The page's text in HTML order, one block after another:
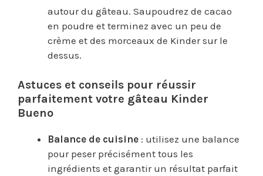
autour du gâteau. Saupoudrez de cacao
en poudre et terminez avec un peu de
crème et des morceaux de Kinder sur le
dessus.
Astuces et conseils pour réussir
parfaitement votre gâteau Kinder
Bueno
Balance de cuisine : utilisez une balance
pour peser précisément tous les
ingrédients et garantir un résultat parfait